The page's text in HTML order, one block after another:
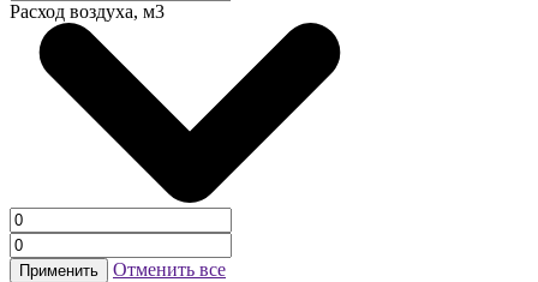
Расход воздуха, м3
Применить
Отменить все